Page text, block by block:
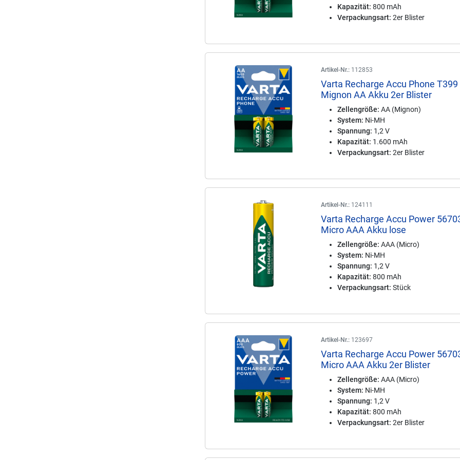
Kapazität: 800 mAh
Verpackungsart: 2er Blister
Artikel-Nr.: 112853
Varta Recharge Accu Phone T399
Mignon AA Akku 2er Blister
Zellengröße: AA (Mignon)
System: Ni-MH
Spannung: 1,2 V
Kapazität: 1.600 mAh
Verpackungsart: 2er Blister
Artikel-Nr.: 124111
Varta Recharge Accu Power
Micro AAA Akku lose
Zellengröße: AAA (Micro)
System: Ni-MH
Spannung: 1,2 V
Kapazität: 800 mAh
Verpackungsart: Stück
Artikel-Nr.: 123697
Varta Recharge Accu Power
Micro AAA Akku 2er Blister
Zellengröße: AAA (Micro)
System: Ni-MH
Spannung: 1,2 V
Kapazität: 800 mAh
Verpackungsart: 2er Blister